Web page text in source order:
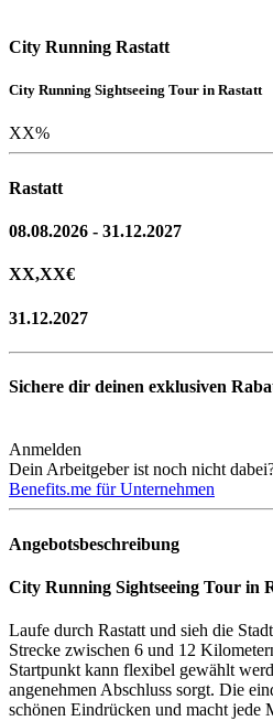
City Running Rastatt
City Running Sightseeing Tour in Rastatt
XX%
Rastatt
08.08.2026 - 31.12.2027
XX,XX€
31.12.2027
Sichere dir deinen exklusiven
Anmelden
Dein Arbeitgeber ist noch nicht
Benefits.me für Unternehmen
Angebotsbeschreibung
City Running Sightseeing Tour in
Laufe durch Rastatt und sieh die
Strecke zwischen 6 und 12
Startpunkt kann flexibel gewählt
angenehmen Abschluss sorgt. Die
schönen Eindrücken und macht jede